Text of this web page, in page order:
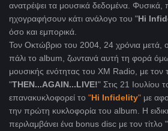
ανατρέψει τα μουσικά δεδομένα.
ηχογραφήσουν κάτι ανάλογο του "Hi
όσο και εμπορικά.
Τον Οκτώβριο του 2004, 24 χρόνια μετά,
πάλι το album, ζωντανά αυτή τη φορά
μουσικής ενότητας του XM Radio, με τον
"THEN...AGAIN...LIVE!" Στις 21 Ιουλίου
επανακυκλοφορεί το "Hi Infidelity" με
την πρώτη κυκλοφορία του album. Η
περιλαμβάνει ένα bonus disc με τον τίτλο "